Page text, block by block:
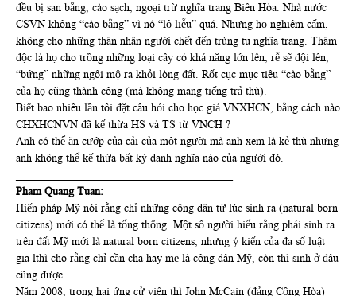
đều bị san bằng, cào sạch, ngoại trừ nghĩa trang Biên Hòa. Nhà nước
CSVN không “cào bằng” vì nó “lộ liễu” quá. Nhưng họ nghiêm cấm,
không cho những thân nhân người chết đến trùng tu nghĩa trang. Thâm
độc là họ cho trồng những loại cây có khả năng lớn lên, rễ sẽ đội lên,
“bứng” những ngôi mộ ra khỏi lòng đất. Rốt cục mục tiêu “cào bằng”
của họ cũng thành công (mà không mang tiếng trả thù).
Biết bao nhiêu lần tôi đặt câu hỏi cho học giả VNXHCN, bằng cách nào
CHXHCNVN đã kế thừa HS và TS từ VNCH ?
Anh có thể ăn cướp của cải của một người mà anh xem là kẻ thù nhưng
anh không thể kế thừa bất kỳ danh nghĩa nào của người đó.
Pham Quang Tuan:
Hiến pháp Mỹ nói rằng chỉ những công dân từ lúc sinh ra (natural born
citizens) mới có thể là tổng thống. Một số người hiểu rằng phải sinh ra
trên đất Mỹ mới là natural born citizens, nhưng ý kiến của đa số luật
gia lthì cho rằng chỉ cần cha hay mẹ là công dân Mỹ, còn thì sinh ở đâu
cũng được.
Năm 2008, trong hai ứng cử viên thì John McCain (đảng Cộng Hòa)